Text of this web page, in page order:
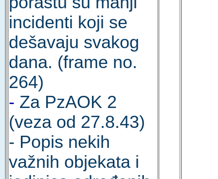
incidenti koji se
dešavaju svakog
dana. (frame no.
264)
- Za PzAOK 2
(veza od 27.8.43)
- Popis nekih
važnih objekata i